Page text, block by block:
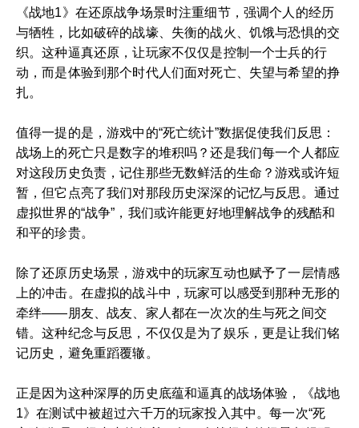
《战地1》在还原战争场景时注重细节，强调个人的经历
与牺牲，比如破碎的战壕、失衡的战火、饥饿与恐惧的交
织。这种逼真还原，让玩家不仅仅是控制一个士兵的行
动，而是体验到那个时代人们面对死亡、失望与希望的挣
扎。
值得一提的是，游戏中的“死亡统计”数据促使我们反思：
战场上的死亡只是数字的堆积吗？还是我们每一个人都应
对这段历史负责，记住那些无数鲜活的生命？游戏或许短
暂，但它点亮了我们对那段历史深深的记忆与反思。通过
虚拟世界的“战争”，我们或许能更好地理解战争的残酷和
和平的珍贵。
除了还原历史场景，游戏中的玩家互动也赋予了一层情感
上的冲击。在虚拟的战斗中，玩家可以感受到那种无形的
牵绊——朋友、战友、家人都在一次次的生与死之间交
错。这种纪念与反思，不仅仅是为了娱乐，更是让我们铭
记历史，避免重蹈覆辙。
正是因为这种深厚的历史底蕴和逼真的战场体验，《战地
1》在测试中被超过六千万的玩家投入其中。每一次“死